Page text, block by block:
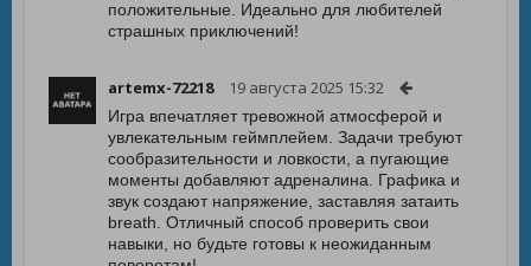
положительные. Идеально для любителей
страшных приключений!
artemx-72218 19 августа 2025 15:32
Игра впечатляет тревожной атмосферой и
увлекательным геймплейем. Задачи требуют
сообразительности и ловкости, а пугающие
моменты добавляют адреналина. Графика и
звук создают напряжение, заставляя затаить
breath. Отличный способ проверить свои
навыки, но будьте готовы к неожиданным